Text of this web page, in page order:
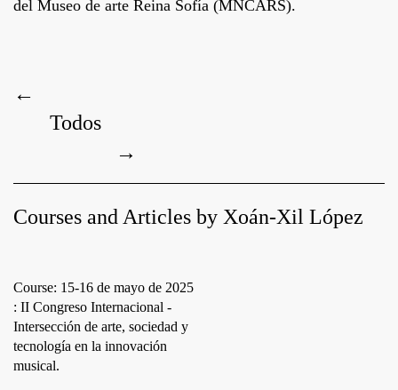
del Museo de arte Reina Sofía (MNCARS).
←
Todos
→
Courses and Articles by Xoán-Xil López
Course: 15-16 de mayo de 2025
: II Congreso Internacional -
Intersección de arte, sociedad y
tecnología en la innovación
musical.